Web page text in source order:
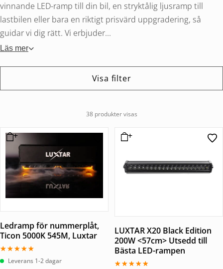
vinnande LED-ramp till din bil, en stryktålig ljusramp till
lastbilen eller bara en riktigt prisvärd uppgradering, så
guidar vi dig rätt. Vi erbjuder...
Läs mer
Visa filter
38 produkter visas
Ledramp för nummerplåt,
Ticon 5000K 545M, Luxtar
Betygsatt
5.00Leverans 1-2 dagar
LUXTAR X20 Black Edition
200W <57cm> Utsedd till
Bästa LED-rampen